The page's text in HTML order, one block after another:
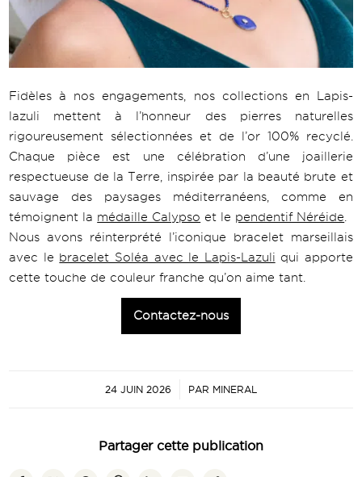
Fidèles à nos engagements, nos collections en Lapis-
lazuli mettent à l’honneur des pierres naturelles
rigoureusement sélectionnées et de l’or 100% recyclé.
Chaque pièce est une célébration d’une joaillerie
respectueuse de la Terre, inspirée par la beauté brute et
sauvage des paysages méditerranéens, comme en
témoignent la médaille Calypso et le pendentif Néréide
Nous avons réinterprété l’iconique bracelet marseillais
avec le bracelet Soléa avec le Lapis-Lazuli qui apporte
cette touche de couleur franche qu’on aime tant.
Contactez-nous
24 JUIN 2026
/ PAR MINERAL
Partager cette publication